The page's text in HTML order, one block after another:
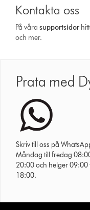
Kontakta oss
På vårasupport­sidor
och mer.
Prata med
Skriv till oss på
Måndag till fredag 08:00
20:00 och helger 09:00
18:00.